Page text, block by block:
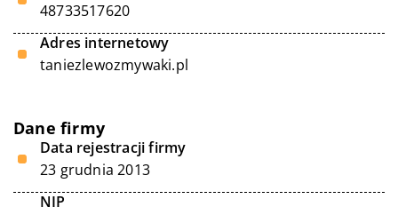
48733517620
Adres internetowy
taniezlewozmywaki.pl
Dane firmy
Data rejestracji firmy
23 grudnia 2013
NIP